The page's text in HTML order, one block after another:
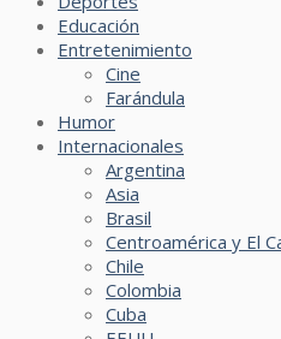
Educación
Entretenimiento
Cine
Farándula
Humor
Internacionales
Argentina
Asia
Brasil
Centroamérica y El
Chile
Colombia
Cuba